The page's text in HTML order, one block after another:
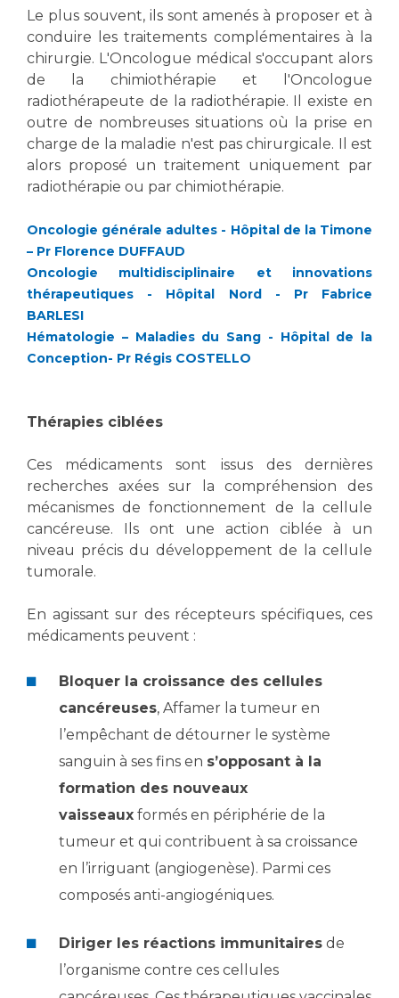
Maternité Hôpital Nord
Vos représentants
La Commission Des Usagers (CDU)
Les Comités Locaux des Usagers
Le projet des usagers
Qualité
Nos indicateurs qualité et de sécurité des soins
Les recherches en santé à l’AP-HM
Lieu de santé sans tabac
Communiqués de presse
Dossiers de presse
Médiathèque
Fournisseurs
Rôles et missions
Documents utiles
Le plus souvent, ils sont amenés à proposer et à
conduire les traitements complémentaires à la
chirurgie. L'Oncologue médical s'occupant alors
de la chimiothérapie et l'Oncologue
radiothérapeute de la radiothérapie. Il existe en
outre de nombreuses situations où la prise en
charge de la maladie n'est pas chirurgicale. Il est
alors proposé un traitement uniquement par
radiothérapie ou par chimiothérapie.
Oncologie générale adultes - Hôpital de la Timone
– Pr Florence DUFFAUD
Oncologie multidisciplinaire et innovations
thérapeutiques - Hôpital Nord - Pr Fabrice
BARLESI
Hématologie – Maladies du Sang - Hôpital de la
Conception- Pr Régis COSTELLO
Thérapies ciblées
Ces médicaments sont issus des dernières
recherches axées sur la compréhension des
mécanismes de fonctionnement de la cellule
cancéreuse. Ils ont une action ciblée à un
niveau précis du développement de la cellule
tumorale.
En agissant sur des récepteurs spécifiques, ces
médicaments peuvent :
Bloquer la croissance des cellules
cancéreuses, Affamer la tumeur en
l’empêchant de détourner le système
sanguin à ses fins en s’opposant à la
formation des nouveaux
vaisseaux formés en périphérie de la
tumeur et qui contribuent à sa croissance
en l’irriguant (angiogenèse). Parmi ces
composés anti-angiogéniques.
Diriger les réactions immunitaires de
l’organisme contre ces cellules